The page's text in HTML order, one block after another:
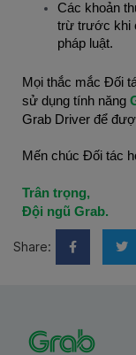
Các khoản
trừ trước khi
pháp luật.
Mọi thắc mắc Đối
sử dụng tính năng
Grab Driver để
Mến chúc Đối tác
Trân trọng,
Đội ngũ Grab.
Share: